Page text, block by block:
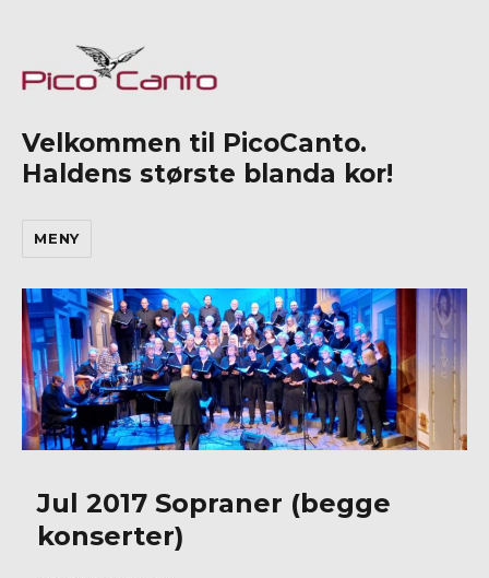
Velkommen til PicoCanto.
Haldens største blanda kor!
MENY
Jul 2017 Sopraner (begge
konserter)